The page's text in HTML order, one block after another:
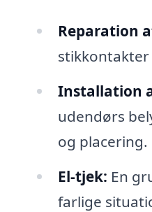
Reparation
Installation
udendørs
og placering.
El-tjek: En
farlige